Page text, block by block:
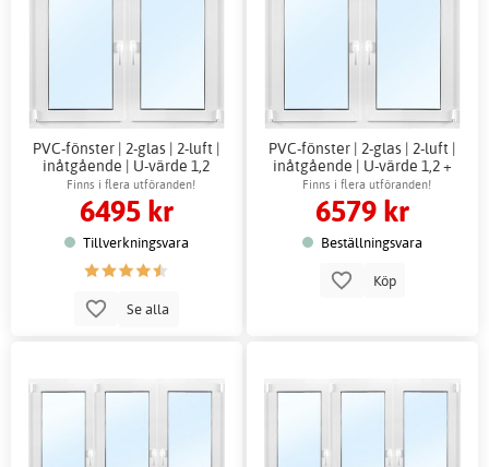
PVC-fönster | 2-glas | 2-luft |
inåtgående | U-värde 1,2
Finns i flera utföranden!
6495 kr
Tillverkningsvara
Se alla
PVC-fönster | 2-glas | 2-luft |
inåtgående | U-värde 1,2 +
Karmhylsor
Finns i flera utföranden!
6579 kr
Beställningsvara
Köp